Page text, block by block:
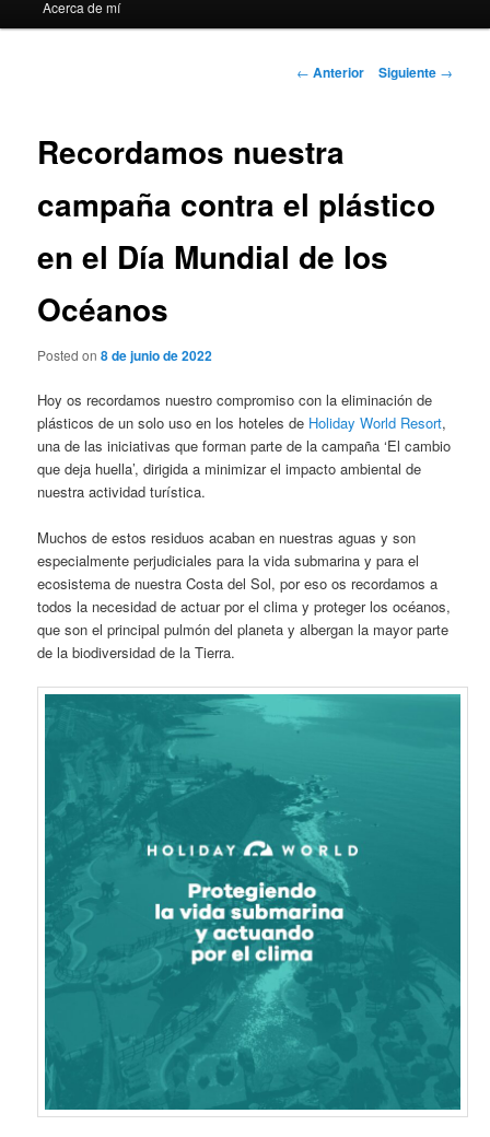
Acerca de mí
Navegación
← Anterior Siguiente →
Recordamos nuestra
campaña contra el plástico
en el Día Mundial de los
Océanos
Posted on8 de junio de 2022
Hoy os recordamos nuestro compromiso con la eliminación de
plásticos de un solo uso en los hoteles de Holiday World Resort,
una de las iniciativas que forman parte de la campaña ‘El cambio
que deja huella’, dirigida a minimizar el impacto ambiental de
nuestra actividad turística.
Muchos de estos residuos acaban en nuestras aguas y son
especialmente perjudiciales para la vida submarina y para el
ecosistema de nuestra Costa del Sol, por eso os recordamos a
todos la necesidad de actuar por el clima y proteger los océanos,
que son el principal pulmón del planeta y albergan la mayor parte
de la biodiversidad de la Tierra.